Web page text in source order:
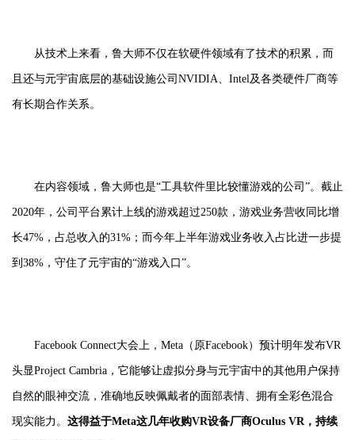
从技术上来看，鲁大师不仅在软硬件领域有了技术的积累，而
且还与元宇宙底层的基础设施公司NVIDIA、Intel及各类硬件厂商等
有长期合作关系。
在内容领域，鲁大师也是“工具软件里比较懂游戏的公司”。截止
2020年，公司平台累计上线的游戏超过250款，游戏业务营收同比增
长47%，占总收入的31%；而今年上半年游戏业务收入占比进一步提
到38%，守住了元宇宙的“游戏入口”。
Facebook Connect大会上，Meta（原Facebook）预计明年发布VR
头显Project Cambria，它能够让虚拟分身与元宇宙中的其他用户保持
自然的眼神交流，准确地反映佩戴者的面部表情、拥有全彩色混合
现实能力。 这得益于Meta这几年收购VR设备厂商Oculus VR，持续